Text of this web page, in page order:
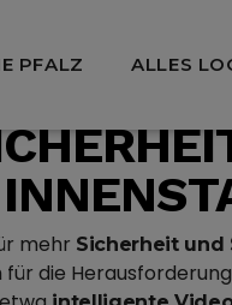
PFALZ ALLES
mehr Sicherheit und
für die